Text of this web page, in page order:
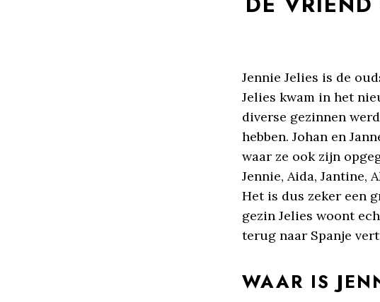
Jennie Jelies is de
Jelies kwam in het
diverse gezinnen
hebben. Johan en
waar ze ook zijn
Jennie, Aida, Jantine,
Het is dus zeker een
gezin Jelies woont
terug naar Spanje
WAAR IS